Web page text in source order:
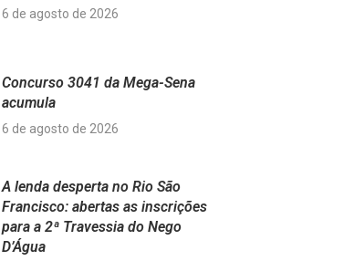
6 de agosto de 2026
Concurso 3041 da Mega-Sena
acumula
6 de agosto de 2026
A lenda desperta no Rio São
Francisco: abertas as inscrições
para a 2ª Travessia do Nego
D’Água